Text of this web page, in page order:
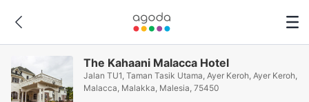
The Kahaani Malacca Hotel
Jalan TU1, Taman Tasik Utama, Ayer Keroh, Ayer Keroh,
Malacca, Malakka, Malesia, 75450